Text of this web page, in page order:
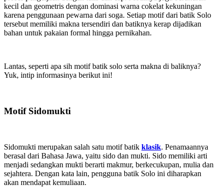
kecil dan geometris dengan dominasi warna cokelat kekuningan
karena penggunaan pewarna dari soga. Setiap motif dari batik Solo
tersebut memiliki makna tersendiri dan batiknya kerap dijadikan
bahan untuk pakaian formal hingga pernikahan.
Lantas, seperti apa sih motif batik solo serta makna di baliknya?
Yuk, intip informasinya berikut ini!
Motif Sidomukti
Sidomukti merupakan salah satu motif batik klasik. Penamaannya
berasal dari Bahasa Jawa, yaitu sido dan mukti. Sido memiliki arti
menjadi sedangkan mukti berarti makmur, berkecukupan, mulia dan
sejahtera. Dengan kata lain, pengguna batik Solo ini diharapkan
akan mendapat kemuliaan.